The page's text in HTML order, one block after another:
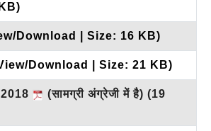
Download | Size: 16 KB)
Download | Size: 21 KB)
(सामग्री अंग्रेजी में है) (19